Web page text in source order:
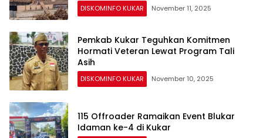
DISKOMINFO KUKAR November 11, 2025
Pemkab Kukar Teguhkan Komitmen
Hormati Veteran Lewat Program Tali
Asih
DISKOMINFO KUKAR November 10, 2025
115 Offroader Ramaikan Event Blukar
Idaman ke-4 di Kukar